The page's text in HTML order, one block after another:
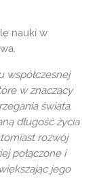
nauki w
współczesnej
w znaczący
świata.
długość życia
rozwój
połączone i
jego